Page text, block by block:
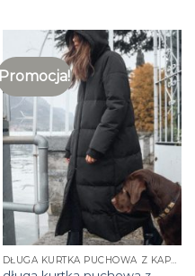
Promocja!
DŁUGA KURTKA PUCHOWA Z KAPTUREM